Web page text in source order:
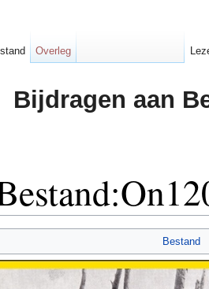
Bijdragen aan
Bestand
Overleg